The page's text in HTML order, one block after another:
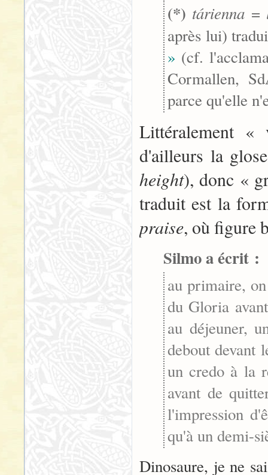
(*) tárienna =
après lui)
» (cf.
Cormallen,
parce qu'elle
Littéralement
d'ailleurs la
height), donc «
traduit est la
praise, où figure
Silmo a écrit :
au primaire,
du Gloria
au déjeuner,
debout devant
un credo à la
avant de
l'impression
qu'à un demi-
Dinosaure, je ne